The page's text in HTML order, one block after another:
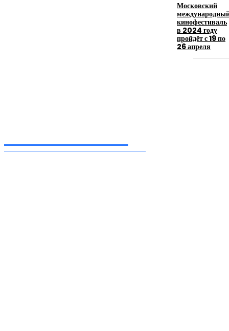
Девушка в бокале: легендарный номер бурлеска
Московский
кинофестиваль
в 2024 году
пройдёт с 19 по
26 апреля